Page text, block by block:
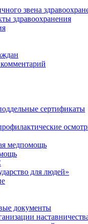
звена
здравоохранения
сертификаты
медпомощь
для людей»
документы